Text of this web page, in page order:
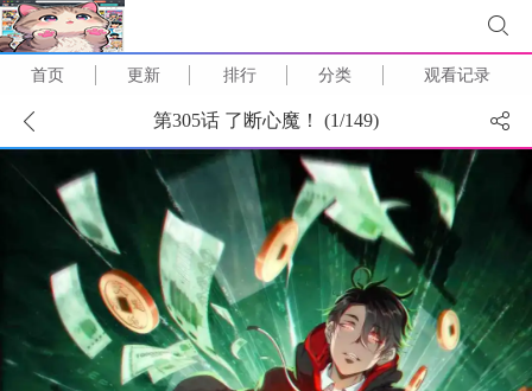
首页 更新 排行 分类 观看记录
第305话 了断心魔！ (1/149)